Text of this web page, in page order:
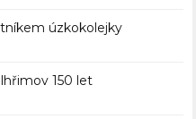
úzkokolejky
150 let